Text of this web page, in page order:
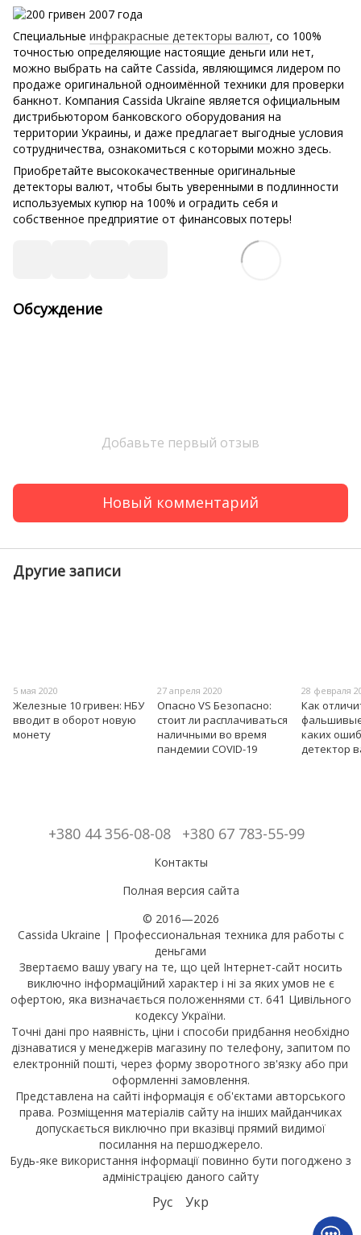
Специальные инфракрасные детекторы валют, со 100%
точностью определяющие настоящие деньги или нет,
можно выбрать на сайте Cassida, являющимся лидером по
продаже оригинальной одноимённой техники для проверки
банкнот. Компания Cassida Ukraine является официальным
дистрибьютором банковского оборудования на
территории Украины, и даже предлагает выгодные условия
сотрудничества, ознакомиться с которыми можно здесь.
Приобретайте высококачественные оригинальные
детекторы валют, чтобы быть уверенными в подлинности
используемых купюр на 100% и оградить себя и
собственное предприятие от финансовых потерь!
Обсуждение
Добавьте первый отзыв
Новый комментарий
Другие записи
5 мая 2020
Железные 10 гривен: НБУ
вводит в оборот новую
монету
27 апреля 2020
Опасно VS Безопасно:
стоит ли расплачиваться
наличными во время
пандемии COVID-19
28 февраля
Как
каких
детектор
+380 44 356-08-08 +380 67 783-55-99
Контакты
Полная версия сайта
© 2016—2026
Cassida Ukraine | Профессиональная техника для работы с
деньгами
Звертаємо вашу увагу на те, що цей Інтернет-сайт носить
виключно інформаційний характер і ні за яких умов не є
офертою, яка визначається положеннями ст. 641 Цивільного
кодексу України.
Точні дані про наявність, ціни і способи придбання необхідно
дізнаватися у менеджерів магазину по телефону, запитом по
електронній пошті, через форму зворотного зв'язку або при
оформленні замовлення.
Представлена на сайті інформація є об'єктами авторського
права. Розміщення матеріалів сайту на інших майданчиках
допускається виключно при вказівці прямий видимої
посилання на першоджерело.
Будь-яке використання інформації повинно бути погоджено з
адміністрацією даного сайту
Рус Укр